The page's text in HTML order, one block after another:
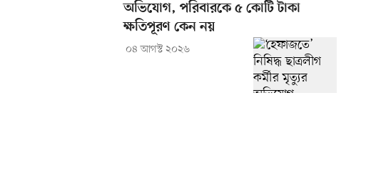
অভিযোগ, পরিবারকে ৫ কোটি টাকা
ক্ষতিপূরণ কেন নয়
০৪ আগস্ট ২০২৬